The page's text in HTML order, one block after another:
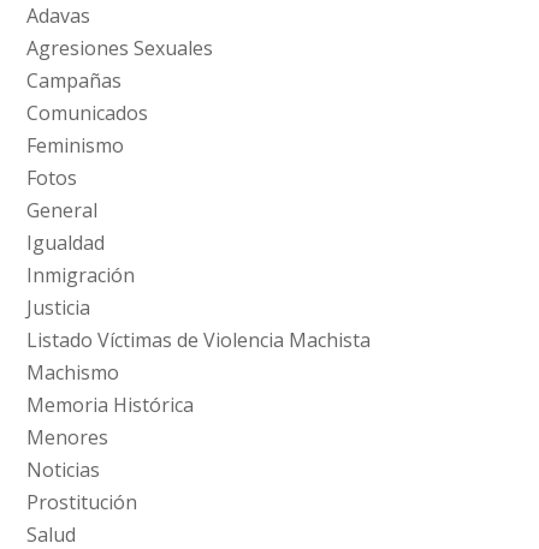
Adavas
Agresiones Sexuales
Campañas
Comunicados
Feminismo
Fotos
General
Igualdad
Inmigración
Justicia
Listado Víctimas de Violencia Machista
Machismo
Memoria Histórica
Menores
Noticias
Prostitución
Salud